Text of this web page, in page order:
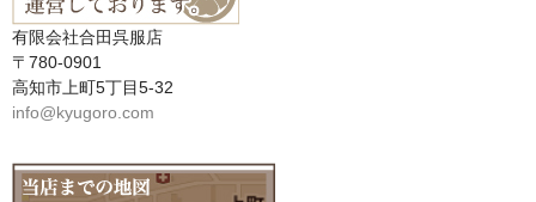
有限会社合田呉服店
〒780-0901
高知市上町5丁目5-32
info@kyugoro.com